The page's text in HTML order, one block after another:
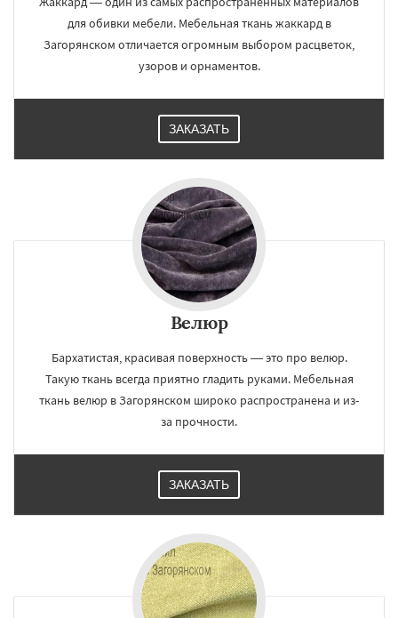
для обивки мебели. Мебельная ткань жаккард в
Загорянском отличается огромным выбором расцветок,
узоров и орнаментов.
ЗАКАЗАТЬ
Велюр
Бархатистая, красивая поверхность — это про велюр.
Такую ткань всегда приятно гладить руками. Мебельная
ткань велюр в Загорянском широко распространена и из-
за прочности.
ЗАКАЗАТЬ